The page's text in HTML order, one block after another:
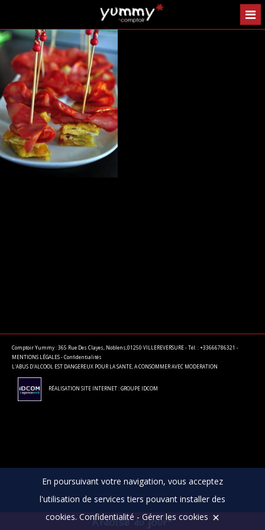
Comptoir Yummy : 365 Rue Des Clayes, Noblens,01250 VILLEREVERSURE - Tél. : +33666786321 -
MENTIONS LÉGALES-Confidentialités
L'ABUS D'ALCOOL EST DANGEREUX POUR LA SANTE, A CONSOMMER AVEC MODERATION
RÉALISATION SITE INTERNET : GROUPE IDCOM
Ardoise du jour*
En poursuivant votre navigation, vous acceptez
l'utilisation de services tiers pouvant installer des
cookies. Confidentialité - Gérer les cookies